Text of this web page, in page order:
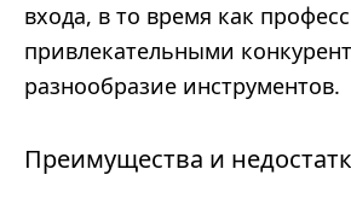
входа, в то время как
привлекательными
разнообразие инструментов.
Преимущества и